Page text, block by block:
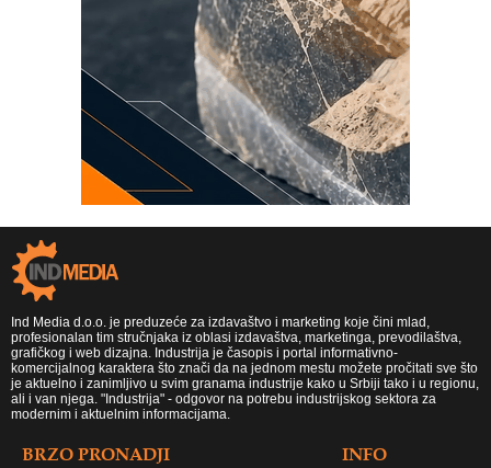
Ind Media d.o.o. je preduzeće za izdavaštvo i marketing koje čini mlad,
profesionalan tim stručnjaka iz oblasi izdavaštva, marketinga, prevodilaštva,
grafičkog i web dizajna. Industrija je časopis i portal informativno-
komercijalnog karaktera što znači da na jednom mestu možete pročitati sve što
je aktuelno i zanimljivo u svim granama industrije kako u Srbiji tako i u regionu,
ali i van njega. "Industrija" - odgovor na potrebu industrijskog sektora za
modernim i aktuelnim informacijama.
BRZO PRONADJI INFO